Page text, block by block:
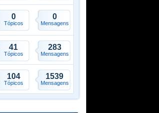
0
Tópicos
0
Mensagens
41
Tópicos
283
Mensagens
104
Tópicos
1539
Mensagens